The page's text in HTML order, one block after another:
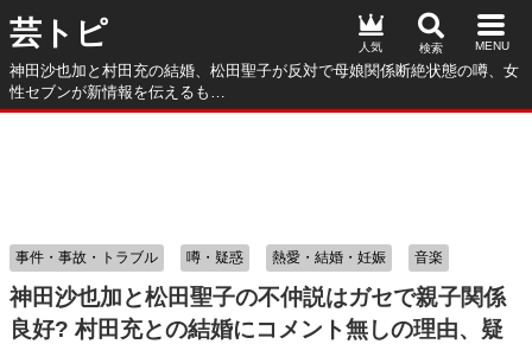
芸トピ
神田沙也加と村田充の結婚、松田聖子が反対で母娘関係断絶状態の噂、女
性セブンが新情報を伝えるも…
人気
神田沙也加と松田聖子の不仲説はガセで親子関係
良好? 村田充との結婚にコメント無しの理由、疑
事件・事故・トラブル 噂・疑惑 熱愛・結婚・妊娠 音楽